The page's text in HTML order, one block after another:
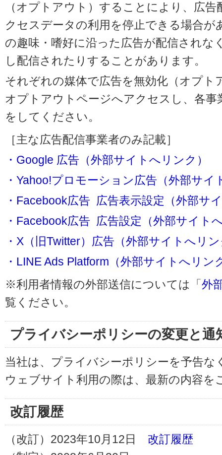
（オプトアウト）することにより、広
クセスデータの利用を停止できる場合が
の趣味・嗜好に沿った広告が配信されな
し配信されたりすることがあります。
それぞれの媒体で広告を無効化（オプト
オプトアウトページへアクセスし、各
をしてください。
［主な広告配信事業者のみ記載］
・Google 広告（外部サイトへリンク）
・Yahoo!プロモーション広告（外部サイ
・Facebook広告 広告表示設定（外部サ
・Facebook広告 広告設定（外部サイト
・X（旧Twitter）広告（外部サイトへリ
・LINE Ads Platform（外部サイトへリン
※利用者情報の外部送信については「外
覧ください。
プライバシーポリシーの変更と通
当社は、プライバシーポリシーを予告
ウェブサイト利用の際は、最新の内容を
改訂履歴
（改訂）2023年10月12日 改訂履歴